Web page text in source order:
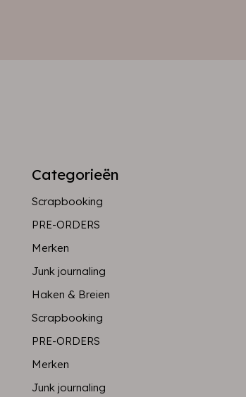
Categorieën
Scrapbooking
PRE-ORDERS
Merken
Junk journaling
Haken & Breien
Scrapbooking
PRE-ORDERS
Merken
Junk journaling